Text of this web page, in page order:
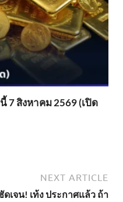
7 สิงหาคม 2569 (เปิด
NEXT ARTICLE
ดเจน! เท้ง ประกาศแล้ว ถ้า